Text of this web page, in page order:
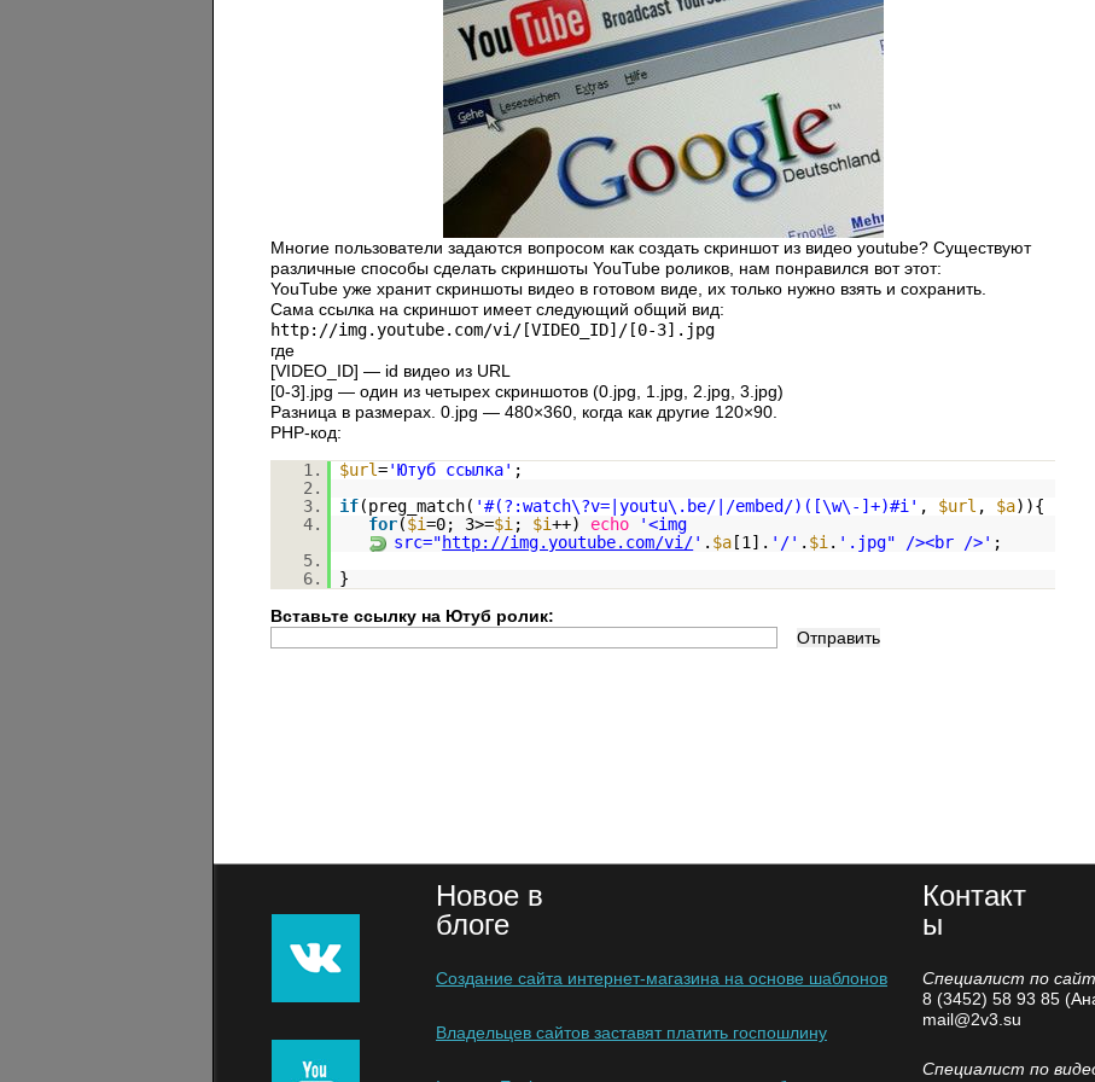
Многие пользователи задаются вопросом как создать скриншот из видео youtube? Существуют
различные способы сделать скриншоты YouTube роликов, нам понравился вот этот:
YouTube уже хранит скриншоты видео в готовом виде, их только нужно взять и сохранить.
Сама ссылка на скриншот имеет следующий общий вид:
http://img.youtube.com/vi/[VIDEO_ID]/[0-3].jpg
где
[VIDEO_ID] — id видео из URL
[0-3].jpg — один из четырех скриншотов (0.jpg, 1.jpg, 2.jpg, 3.jpg)
Разница в размерах. 0.jpg — 480×360, когда как другие 120×90.
PHP-код:
1.
$url='Ютуб ссылка' ;
2.
3.
if(preg_match( '#(?:watch\?v=|youtu\.be/|/embed/)([\w\-]+)#i' , $url , $a)){
4.
for($i=0; 3>=$i ; $i++) echo
'<img
src="http://img.youtube.com/vi/' . $a [1]. '/' . $i . '.jpg" /><br />' ;
5.
6.
}
Вставьте ссылку на Ютуб ролик:
Новое в
блоге
Контакт
ы
Создание сайта интернет-магазина на основе шаблонов
Владельцев сайтов заставят платить госпошлину
Специалист по
8 (3452) 58 93 85
mail@2v3.su
Специалист по